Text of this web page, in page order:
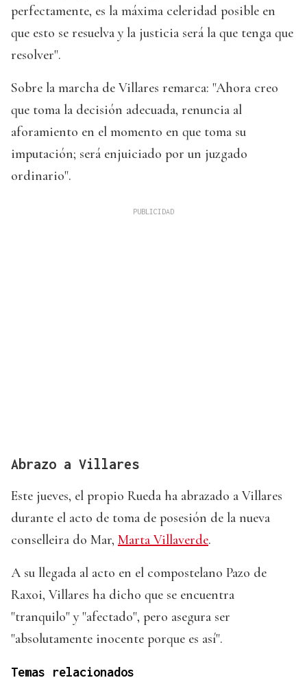
perfectamente, es la máxima celeridad posible en
que esto se resuelva y la justicia será la que tenga que
resolver".
Sobre la marcha de Villares remarca: "Ahora creo
que toma la decisión adecuada, renuncia al
aforamiento en el momento en que toma su
imputación; será enjuiciado por un juzgado
ordinario".
Abrazo a Villares
Este jueves, el propio Rueda ha abrazado a Villares
durante el acto de toma de posesión de la nueva
conselleira do Mar, Marta Villaverde.
A su llegada al acto en el compostelano Pazo de
Raxoi, Villares ha dicho que se encuentra
"tranquilo" y "afectado", pero asegura ser
"absolutamente inocente porque es así".
Temas relacionados